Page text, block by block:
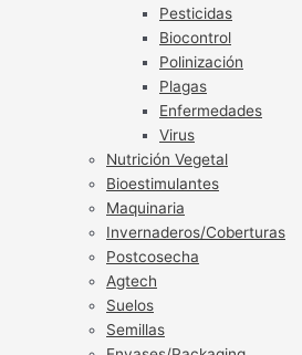
Pesticidas
Biocontrol
Polinización
Plagas
Enfermedades
Virus
Nutrición Vegetal
Bioestimulantes
Maquinaria
Invernaderos/Coberturas
Postcosecha
Agtech
Suelos
Semillas